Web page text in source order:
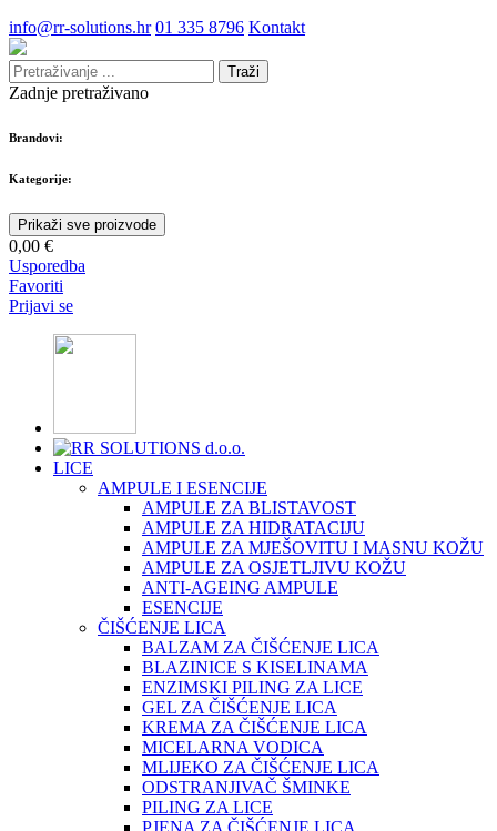
info@rr-solutions.hr 01 335 8796 Kontakt
Traži
Zadnje pretraživano
Brandovi:
Kategorije:
Prikaži sve proizvode
0,00 €
Usporedba
Favoriti
Prijavi se
LICE
AMPULE I ESENCIJE
AMPULE ZA BLISTAVOST
AMPULE ZA HIDRATACIJU
AMPULE ZA MJEŠOVITU I MASNU KOŽU
AMPULE ZA OSJETLJIVU KOŽU
ANTI-AGEING AMPULE
ESENCIJE
ČIŠĆENJE LICA
BALZAM ZA ČIŠĆENJE LICA
BLAZINICE S KISELINAMA
ENZIMSKI PILING ZA LICE
GEL ZA ČIŠĆENJE LICA
KREMA ZA ČIŠĆENJE LICA
MICELARNA VODICA
MLIJEKO ZA ČIŠĆENJE LICA
ODSTRANJIVAČ ŠMINKE
PILING ZA LICE
PJENA ZA ČIŠĆENJE LICA